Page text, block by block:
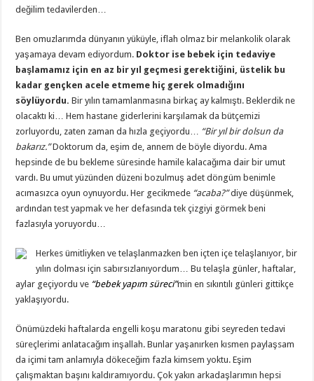
değilim tedavilerden…
Ben omuzlarımda dünyanın yüküyle, iflah olmaz bir melankolik olarak
yaşamaya devam ediyordum. Doktor ise bebek için tedaviye
başlamamız için en az bir yıl geçmesi gerektiğini, üstelik bu
kadar gençken acele etmeme hiç gerek olmadığını
söylüyordu. Bir yılın tamamlanmasına birkaç ay kalmıştı. Beklerdik ne
olacaktı ki… Hem hastane giderlerini karşılamak da bütçemizi
zorluyordu, zaten zaman da hızla geçiyordu… “Bir yıl bir dolsun da
bakarız.”Doktorum da, eşim de, annem de böyle diyordu. Ama
hepsinde de bu bekleme süresinde hamile kalacağıma dair bir umut
vardı. Bu umut yüzünden düzeni bozulmuş adet döngüm benimle
acımasızca oyun oynuyordu. Her gecikmede “acaba?”diye düşünmek,
ardından test yapmak ve her defasında tek çizgiyi görmek beni
fazlasıyla yoruyordu…
Herkes ümitliyken ve telaşlanmazken ben içten içe telaşlanıyor, bir
yılın dolması için sabırsızlanıyordum… Bu telaşla günler, haftalar,
aylar geçiyordu ve “bebek yapım süreci”min en sıkıntılı günleri gittikçe
yaklaşıyordu.
Önümüzdeki haftalarda engelli koşu maratonu gibi seyreden tedavi
süreçlerimi anlatacağım inşallah. Bunlar yaşanırken kısmen paylaşsam
da içimi tam anlamıyla dökeceğim fazla kimsem yoktu. Eşim
çalışmaktan başını kaldıramıyordu. Çok yakın arkadaşlarımın hepsi